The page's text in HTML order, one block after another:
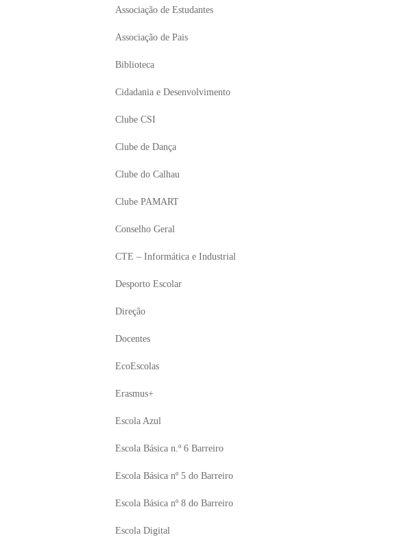
Associação de Estudantes
Associação de Pais
Biblioteca
Cidadania e Desenvolvimento
Clube CSI
Clube de Dança
Clube do Calhau
Clube PAMART
Conselho Geral
CTE – Informática e Industrial
Desporto Escolar
Direção
Docentes
EcoEscolas
Erasmus+
Escola Azul
Escola Básica n.º 6 Barreiro
Escola Básica nº 5 do Barreiro
Escola Básica nº 8 do Barreiro
Escola Digital